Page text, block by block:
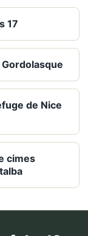
17
de Nice
cimes